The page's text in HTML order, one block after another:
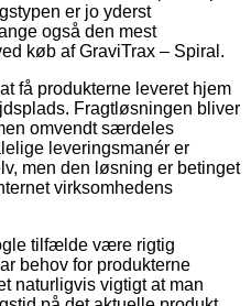
er jo yderst
også den mest
køb af GraviTrax – Spiral.
få produkterne leveret hjem
Fragtløsningen bliver
omvendt særdeles
leveringsmanér er
men den løsning er betinget
virksomhedens
tilfælde være rigtig
behov for produkterne
naturligvis vigtigt at man